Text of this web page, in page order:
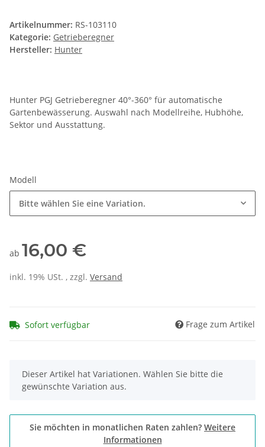
Artikelnummer: RS-103110
Kategorie: Getrieberegner
Hersteller: Hunter
Hunter PGJ Getrieberegner 40°-360° für automatische
Gartenbewässerung. Auswahl nach Modellreihe, Hubhöhe,
Sektor und Ausstattung.
Modell
Bitte wählen Sie eine Variation.
ab 16,00 €
inkl. 19% USt. , zzgl. Versand
Sofort verfügbar Frage zum Artikel
x
Dieser Artikel hat Variationen. Wählen Sie bitte die
gewünschte Variation aus.
Sie möchten in monatlichen Raten zahlen? Weitere
Informationen